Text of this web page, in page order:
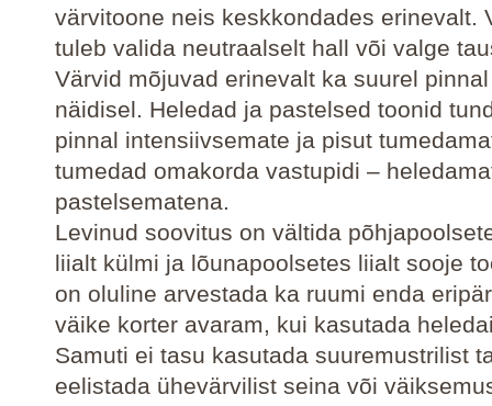
värvitoone neis keskkondades erinevalt.
tuleb valida neutraalselt hall või valge
Värvid mõjuvad erinevalt ka suurel
näidisel. Heledad ja pastelsed toonid
pinnal intensiivsemate ja pisut
tumedad omakorda vastupidi –
pastelsematena.
Levinud soovitus on vältida
liialt külmi ja lõunapoolsetes liialt sooje
on oluline arvestada ka ruumi enda
väike korter avaram, kui kasutada
Samuti ei tasu kasutada suuremustrilist
eelistada ühevärvilist seina või